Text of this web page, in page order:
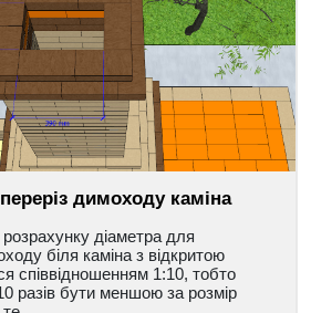
димоходу каміна
діаметра для
біля каміна з відкритою
співвідношенням 1:10, тобто
разів бути меншою за розмір